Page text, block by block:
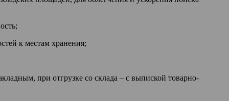
к местам хранения;
при отгрузке со склада – с выпиской товарно-